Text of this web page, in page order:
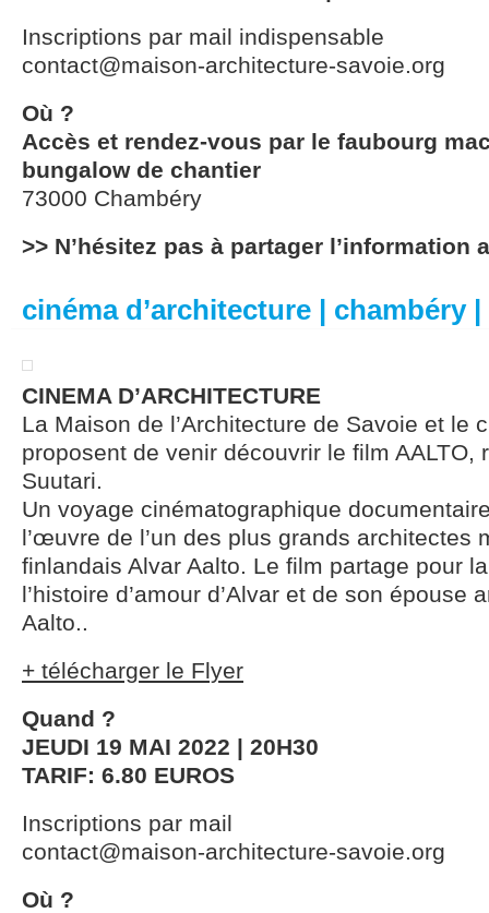
Inscriptions par mail indispensable
contact@maison-architecture-savoie.org
Où ?
Accès et rendez-vous par le faubourg
bungalow de chantier
73000 Chambéry
>> N’hésitez pas à partager l’information
cinéma d’architecture | chambéry |
CINEMA D’ARCHITECTURE
La Maison de l’Architecture de Savoie et le
proposent de venir découvrir le film AALTO,
Suutari.
Un voyage cinématographique
l’œuvre de l’un des plus grands architectes
finlandais Alvar Aalto. Le film partage pour
l’histoire d’amour d’Alvar et de son épouse
Aalto..
+ télécharger le Flyer
Quand ?
JEUDI 19 MAI 2022 | 20H30
TARIF: 6.80 EUROS
Inscriptions par mail
contact@maison-architecture-savoie.org
Où ?